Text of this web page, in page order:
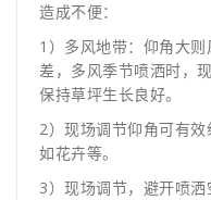
造成不便：
1）多风地带：仰角大
差，多风季节喷洒时，
保持草坪生长良好。
2）现场调节仰角可有效
如花卉等。
3）现场调节，避开喷洒